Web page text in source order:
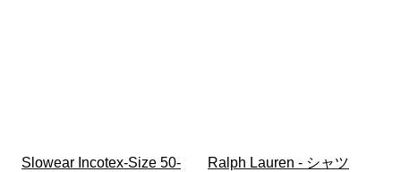
Slowear Incotex-Size 50-
Ralph Lauren - シャツ